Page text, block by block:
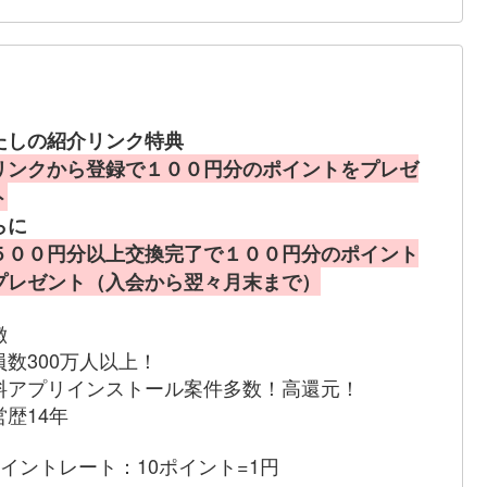
しの紹介リンク特典
ンクから登録で１００円分のポイントをプレゼ
に
００円分以上交換完了で１００円分のポイント
レゼント（入会から翌々月末まで）
数300万人以上！
アプリインストール案件多数！高還元！
歴14年
ントレート：10ポイント=1円